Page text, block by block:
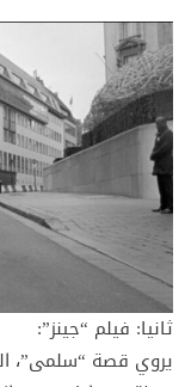
ثانيا: فيلم “جينز”:
يروي قصة “سلمى”،